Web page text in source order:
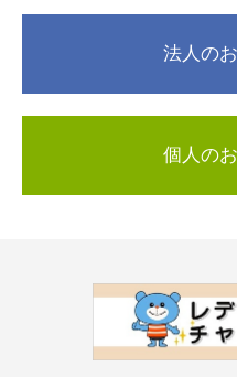
法人の
個人の